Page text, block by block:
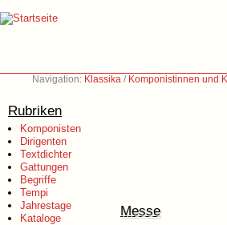
Navigation: Klassika / Komponistinnen und
Rubriken
Komponisten
Dirigenten
Textdichter
Gattungen
Begriffe
Tempi
Jahrestage
Kataloge
Messe